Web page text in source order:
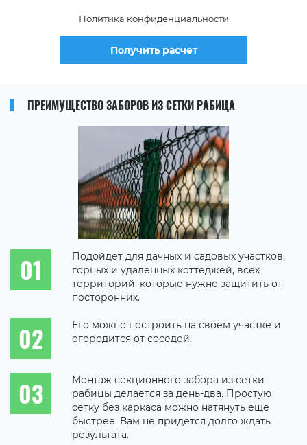
Политика конфиденциальности
Получить расчет
ПРЕИМУЩЕСТВО ЗАБОРОВ ИЗ СЕТКИ РАБИЦА
Подойдет для дачных и садовых участков,
горных и удаленных коттеджей, всех
территорий, которые нужно защитить от
посторонних.
Его можно построить на своем участке и
огородится от соседей.
Монтаж секционного забора из сетки-
рабицы делается за день-два. Простую
сетку без каркаса можно натянуть еще
быстрее. Вам не придется долго ждать
результата.